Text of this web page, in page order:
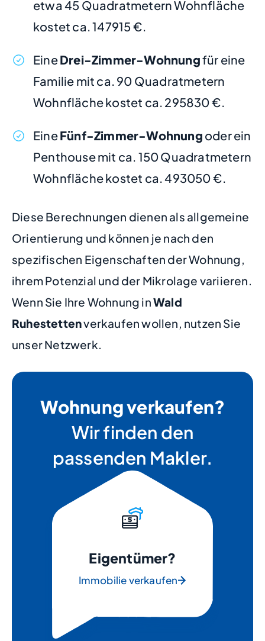
etwa 45 Quadratmetern Wohnfläche
kostet ca. 147915 €.
EineDrei-Zimmer-Wohnungfür eine
Familie mit ca. 90 Quadratmetern
Wohnfläche kostet ca. 295830 €.
EineFünf-Zimmer-Wohnung oder ein
Penthouse mit ca. 150 Quadratmetern
Wohnfläche kostet ca. 493050 €.
Diese Berechnungen dienen als allgemeine
Orientierung und können je nach den
spezifischen Eigenschaften der Wohnung,
ihrem Potenzial und der Mikrolage variieren.
Wenn Sie Ihre Wohnung inWald
Ruhestettenverkaufen wollen, nutzen Sie
unser Netzwerk.
Wohnung verkaufen?
Wir finden den
passenden Makler.
Eigentümer?
Immobilie verkaufen